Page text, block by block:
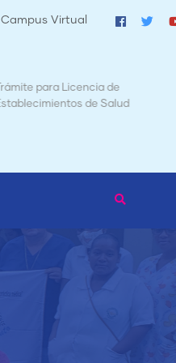
Campus Virtual
Mapa de Mortalidad Materna en
Nicaragua